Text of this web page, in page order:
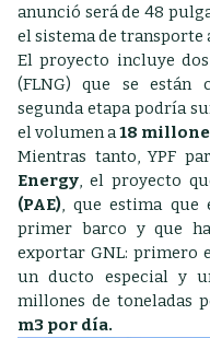
anunció será de 48
el sistema de transporte
El proyecto incluye
(FLNG) que se están
segunda etapa podría
el volumen a18
Mientras tanto, YPF
Energy, el proyecto
(PAE), que estima que
primer barco y que
exportar GNL: primero
un ducto especial y
millones de toneladas
m3 por día.